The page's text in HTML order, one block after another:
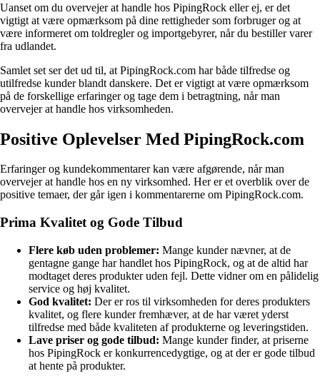
Uanset om du overvejer at handle hos PipingRock eller ej, er det
vigtigt at være opmærksom på dine rettigheder som forbruger og at
være informeret om toldregler og importgebyrer, når du bestiller varer
fra udlandet.
Samlet set ser det ud til, at PipingRock.com har både tilfredse og
utilfredse kunder blandt danskere. Det er vigtigt at være opmærksom
på de forskellige erfaringer og tage dem i betragtning, når man
overvejer at handle hos virksomheden.
Positive Oplevelser Med PipingRock.com
Erfaringer og kundekommentarer kan være afgørende, når man
overvejer at handle hos en ny virksomhed. Her er et overblik over de
positive temaer, der går igen i kommentarerne om PipingRock.com.
Prima Kvalitet og Gode Tilbud
Flere køb uden problemer: Mange kunder nævner, at de
gentagne gange har handlet hos PipingRock, og at de altid har
modtaget deres produkter uden fejl. Dette vidner om en pålidelig
service og høj kvalitet.
God kvalitet: Der er ros til virksomheden for deres produkters
kvalitet, og flere kunder fremhæver, at de har været yderst
tilfredse med både kvaliteten af produkterne og leveringstiden.
Lave priser og gode tilbud: Mange kunder finder, at priserne
hos PipingRock er konkurrencedygtige, og at der er gode tilbud
at hente på produkter.